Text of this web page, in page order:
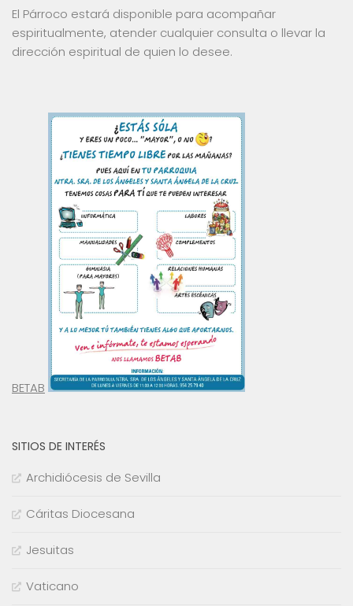
El Párroco estará disponible para acompañar
espiritualmente, atender cualquier consulta o llevar la
dirección espiritual de quien lo desee.
BETAB
SITIOS DE INTERÉS
Archidiócesis de Sevilla
Cáritas Diocesana
Jesuitas
Vaticano